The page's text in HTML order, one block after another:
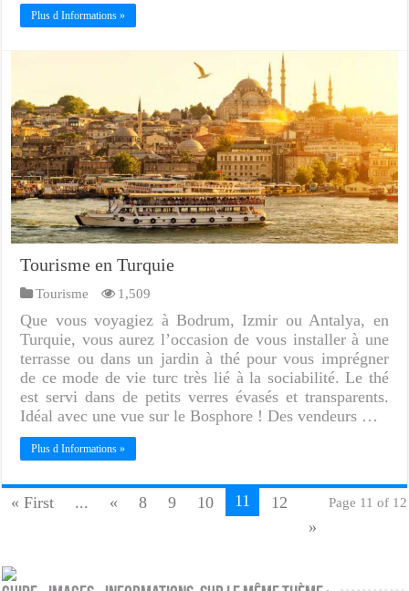
Plus d Informations »
Tourisme en Turquie
Tourisme 1,509
Que vous voyagiez à Bodrum, Izmir ou Antalya, en
Turquie, vous aurez l’occasion de vous installer à une
terrasse ou dans un jardin à thé pour vous imprégner
de ce mode de vie turc très lié à la sociabilité. Le thé
est servi dans de petits verres évasés et transparents.
Idéal avec une vue sur le Bosphore ! Des vendeurs …
Plus d Informations »
Page 11 of 12
« First ... « 8 9 10 11
12
»